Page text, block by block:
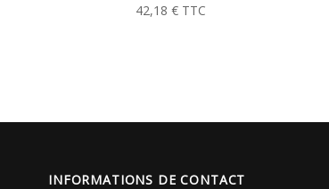
42,18 € TTC
INFORMATIONS DE CONTACT